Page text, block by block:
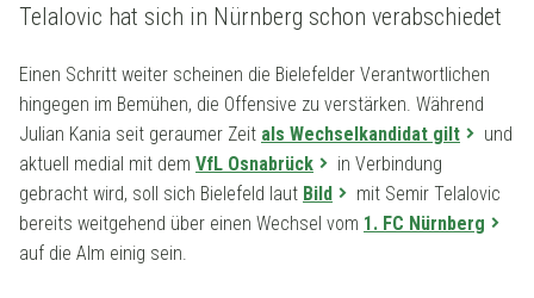
Telalovic hat sich in Nürnberg schon verabschiedet
Einen Schritt weiter scheinen die Bielefelder Verantwortlichen
hingegen im Bemühen, die Offensive zu verstärken. Während
Julian Kania seit geraumer Zeit als Wechselkandidat gilt
und
aktuell medial mit dem VfL Osnabrück
in Verbindung
gebracht wird, soll sich Bielefeld laut Bild
mit Semir Telalovic
bereits weitgehend über einen Wechsel vom 1. FC Nürnberg
auf die Alm einig sein.